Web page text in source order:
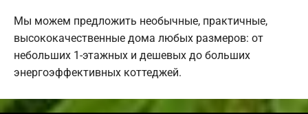
Мы можем предложить необычные, практичные,
высококачественные дома любых размеров: от
небольших 1-этажных и дешевых до больших
энергоэффективных коттеджей.